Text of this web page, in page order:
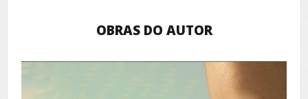
OBRAS DO AUTOR